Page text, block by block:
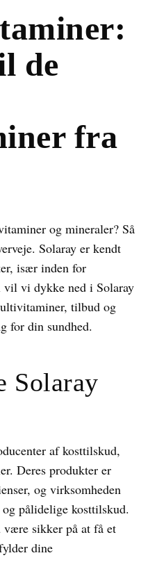
de
fra
og mineraler? Så
Solaray er kendt
især inden for
vi dykke ned i Solaray
tilbud og
for din sundhed.
Solaray
af kosttilskud,
Deres produkter er
og virksomheden
pålidelige kosttilskud.
sikker på at få et
dine